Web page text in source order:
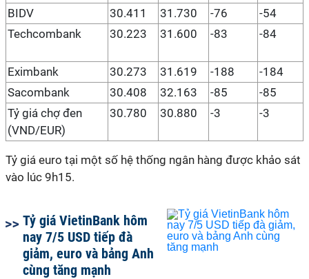
BIDV
30.411 31.730 -76
-54
Techcombank
30.223 31.600 -83 -84
Eximbank 30.273 31.619 -188
-184
Sacombank
30.408 32.163 -85
-85
Tỷ giá chợ đen
(VND/EUR)
30.780 30.880 -3 -3
Tỷ giá euro tại một số hệ thống ngân hàng được khảo sát
vào lúc 9h15.
Tỷ giá VietinBank hôm
nay 7/5 USD tiếp đà
giảm, euro và bảng Anh
cùng tăng mạnh